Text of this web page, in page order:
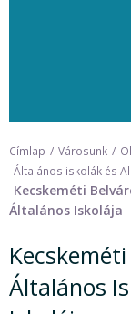
Címlap Városunk
Általános iskolák és
Kecskeméti
Általános Iskolája
Általános